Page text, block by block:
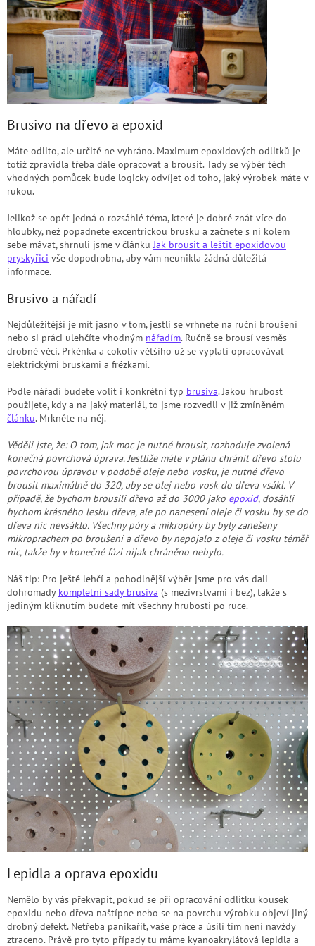
Brusivo na dřevo a epoxid
Máte odlito, ale určitě ne vyhráno. Maximum epoxidových odlitků je
totiž zpravidla třeba dále opracovat a brousit. Tady se výběr těch
vhodných pomůcek bude logicky odvíjet od toho, jaký výrobek máte v
rukou.
Jelikož se opět jedná o rozsáhlé téma, které je dobré znát více do
hloubky, než popadnete excentrickou brusku a začnete s ní kolem
sebe mávat, shrnuli jsme v článkuJak brousit a leštit epoxidovou
pryskyřici vše dopodrobna, aby vám neunikla žádná důležitá
informace.
Brusivo a nářadí
Nejdůležitější je mít jasno v tom, jestli se vrhnete na ruční broušení
nebo si práci ulehčíte vhodným nářadím. Ručně se brousí vesměs
drobné věci. Prkénka a cokoliv většího už se vyplatí opracovávat
elektrickými bruskami a frézkami.
Podle nářadí budete volit i konkrétní typ brusiva. Jakou hrubost
použijete, kdy a na jaký materiál, to jsme rozvedli v již zmíněném
článku. Mrkněte na něj.
Věděli jste, že: O tom, jak moc je nutné brousit, rozhoduje zvolená
konečná povrchová úprava. Jestliže máte v plánu chránit dřevo stolu
povrchovou úpravou v podobě oleje nebo vosku, je nutné dřevo
brousit maximálně do 320, aby se olej nebo vosk do dřeva vsákl. V
případě, že bychom brousili dřevo až do 3000 jako epoxid, dosáhli
bychom krásného lesku dřeva, ale po nanesení oleje či vosku by se do
dřeva nic nevsáklo. Všechny póry a mikropóry by byly zanešeny
mikroprachem po broušení a dřevo by nepojalo z oleje či vosku téměř
nic, takže by v konečné fázi nijak chráněno nebylo.
Náš tip: Pro ještě lehčí a pohodlnější výběr jsme pro vás dali
dohromady kompletní sady brusiva (s mezivrstvami i bez), takže s
jediným kliknutím budete mít všechny hrubosti po ruce.
Lepidla a oprava epoxidu
Nemělo by vás překvapit, pokud se při opracování odlitku kousek
epoxidu nebo dřeva naštípne nebo se na povrchu výrobku objeví jiný
drobný defekt. Netřeba panikařit, vaše práce a úsilí tím není navždy
ztraceno. Právě pro tyto případy tu máme kyanoakrylátová lepidla a